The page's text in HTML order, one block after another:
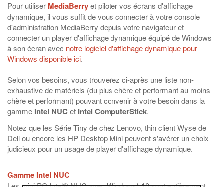
Pour utiliser MediaBerryet piloter vos écrans d'affichage
dynamique, il vous suffit de vous connecter à votre console
d'administration MediaBerry depuis votre navigateur et
connecter un player d'affichage dynamique équipé de Windows
à son écran avec notre logiciel d'affichage dynamique pour
Windows disponible ici.
Selon vos besoins, vous trouverez ci-après une liste non-
exhaustive de matériels (du plus chère et performant au moins
chère et performant) pouvant convenir à votre besoin dans la
gamme Intel NUC et Intel ComputerStick.
Notez que les Série Tiny de chez Lenovo, thin client Wyse de
Dell ou encore les HP Desktop Mini peuvent s'avérer un choix
judicieux pour un usage de player d'affichage dynamique.
Gamme Intel NUC